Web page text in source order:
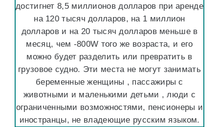
достигнет 8,5 миллионов долларов при аренде
на 120 тысяч долларов, на 1 миллион
долларов и на 20 тысяч долларов меньше в
месяц, чем -800W того же возраста, и его
можно будет разделить или превратить в
грузовое судно. Эти места не могут занимать
беременные женщины , пассажиры с
животными и маленькими детьми , люди с
ограниченными возможностями, пенсионеры и
иностранцы, не владеющие русским языком.